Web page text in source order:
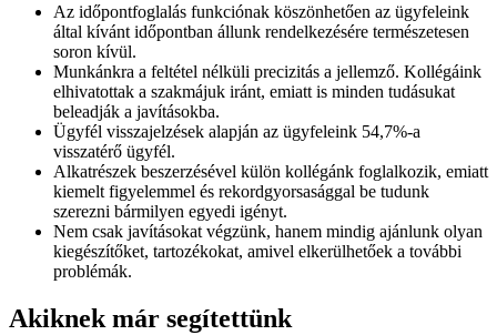
Az időpontfoglalás funkciónak köszönhetően az ügyfeleink
által kívánt időpontban állunk rendelkezésére természetesen
soron kívül.
Munkánkra a feltétel nélküli precizitás a jellemző. Kollégáink
elhivatottak a szakmájuk iránt, emiatt is minden tudásukat
beleadják a javításokba.
Ügyfél visszajelzések alapján az ügyfeleink 54,7%-a
visszatérő ügyfél.
Alkatrészek beszerzésével külön kollégánk foglalkozik, emiatt
kiemelt figyelemmel és rekordgyorsasággal be tudunk
szerezni bármilyen egyedi igényt.
Nem csak javításokat végzünk, hanem mindig ajánlunk olyan
kiegészítőket, tartozékokat, amivel elkerülhetőek a további
problémák.
Akiknek már segítettünk